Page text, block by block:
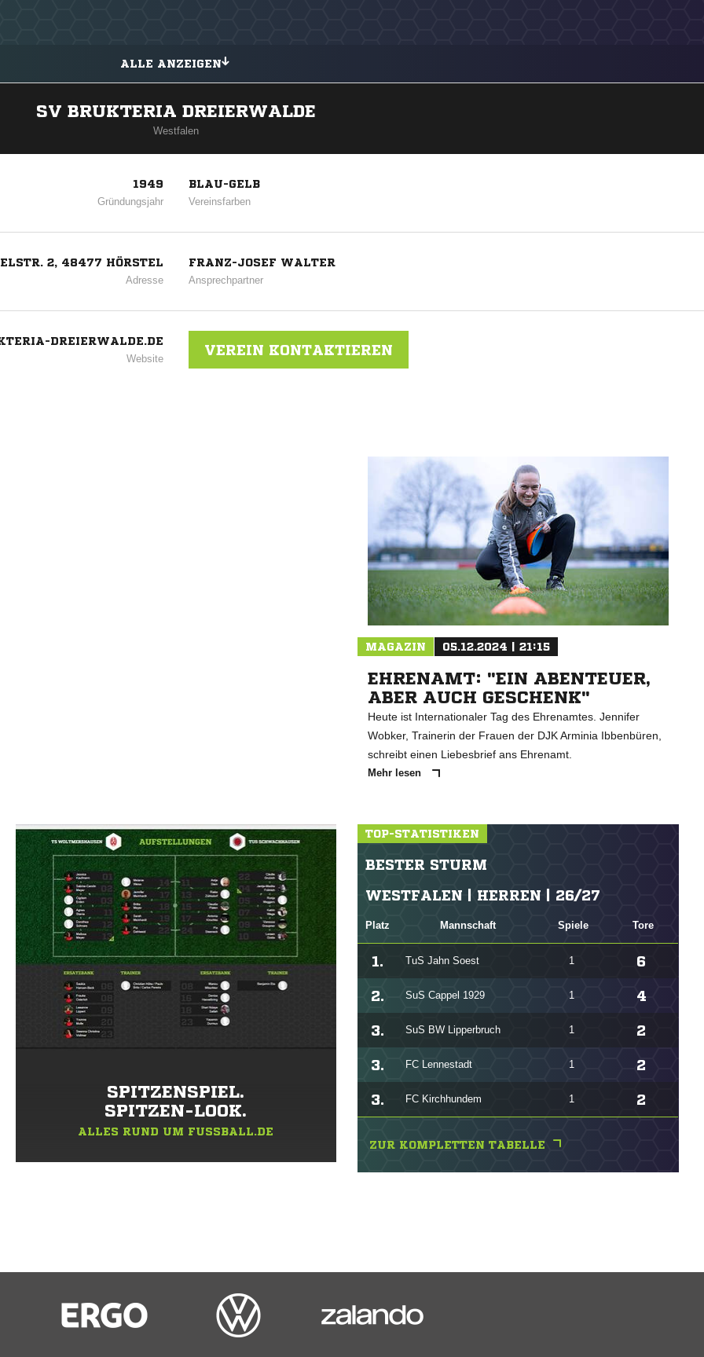
ALLE ANZEIGEN
SV BRUKTERIA DREIERWALDE
Westfalen
1949
Gründungsjahr
BLAU-GELB
Vereinsfarben
2, 48477 HÖRSTEL
Adresse
FRANZ-JOSEF WALTER
Ansprechpartner
DREIERWALDE.DE
Website
VEREIN KONTAKTIEREN
MAGAZIN 05.12.2024 | 21:15
EHRENAMT: "EIN ABENTEUER,
ABER AUCH GESCHENK"
Heute ist Internationaler Tag des Ehrenamtes. Jennifer
Wobker, Trainerin der Frauen der DJK Arminia Ibbenbüren,
schreibt einen Liebesbrief ans Ehrenamt.
Mehr lesen
SPITZENSPIEL.
SPITZEN-LOOK.
ALLES RUND UM FUSSBALL.DE
TOP-STATISTIKEN
BESTER STURM
WESTFALEN | HERREN | 26/27
Platz Mannschaft Spiele Tore
1. TuS Jahn Soest 1 6
2. SuS Cappel 1929 1 4
3. SuS BW Lipperbruch 1 2
3. FC Lennestadt 1 2
3. FC Kirchhundem 1 2
ZUR KOMPLETTEN TABELLE